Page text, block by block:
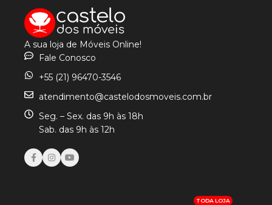
A sua loja de Móveis Online!
Fale Conosco
+55 (21) 96470-3546
atendimento@castelodosmoveis.com.br
Seg. – Sex. das 9h às 18h
Sab. das 9h às 12h
TODA LOJA